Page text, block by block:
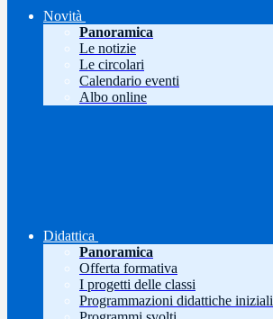
Novità
Panoramica
Le notizie
Le circolari
Calendario eventi
Albo online
Didattica
Panoramica
Offerta formativa
I progetti delle classi
Programmazioni didattiche iniziali